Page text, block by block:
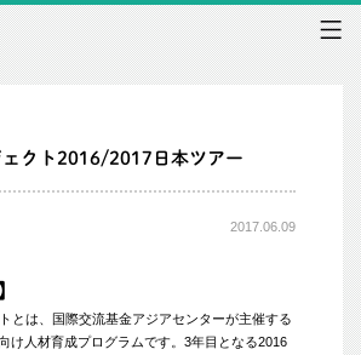
ェクト2016/2017日本ツアー
2017.06.09
とは、国際交流基金アジアセンターが主催する
け人材育成プログラムです。3年目となる2016